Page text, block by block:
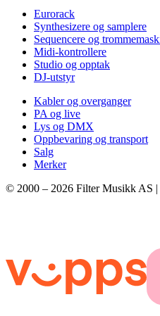
Eurorack
Synthesizere og samplere
Sequencere og
Midi-kontrollere
Studio og opptak
DJ-utstyr
Kabler og overganger
PA og live
Lys og DMX
Oppbevaring og transport
Salg
Merker
© 2000 – 2026 Filter Musikk AS